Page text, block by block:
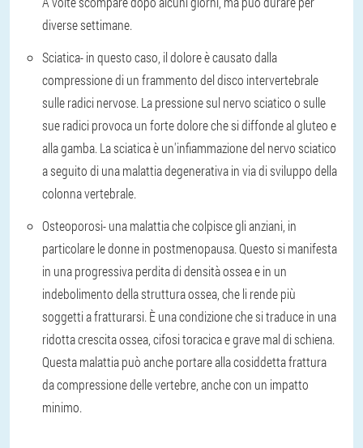
diverse settimane.
Sciatica- in questo caso, il dolore è causato dalla
compressione di un frammento del disco intervertebrale
sulle radici nervose. La pressione sul nervo sciatico o sulle
sue radici provoca un forte dolore che si diffonde al gluteo e
alla gamba. La sciatica è un'infiammazione del nervo sciatico
a seguito di una malattia degenerativa in via di sviluppo della
colonna vertebrale.
Osteoporosi- una malattia che colpisce gli anziani, in
particolare le donne in postmenopausa. Questo si manifesta
in una progressiva perdita di densità ossea e in un
indebolimento della struttura ossea, che li rende più
soggetti a fratturarsi. È una condizione che si traduce in una
ridotta crescita ossea, cifosi toracica e grave mal di schiena.
Questa malattia può anche portare alla cosiddetta frattura
da compressione delle vertebre, anche con un impatto
minimo.